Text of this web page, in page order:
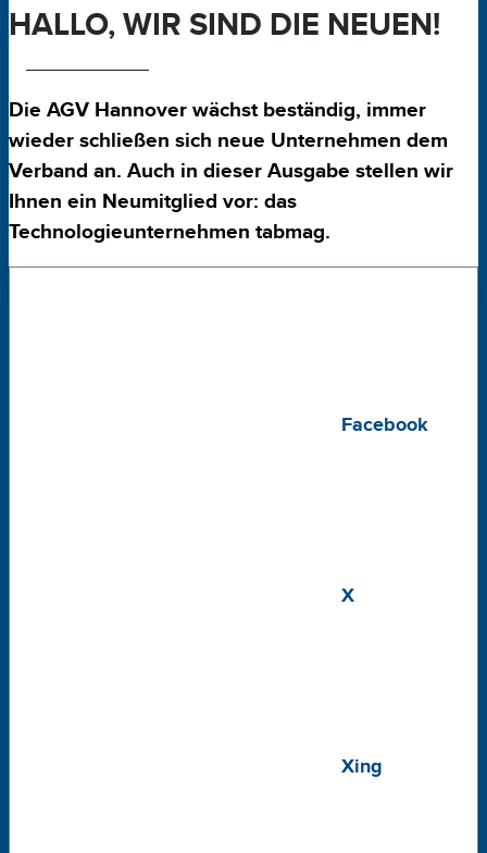
HALLO, WIR SIND DIE NEUEN!
Die AGV Hannover wächst beständig, immer
wieder schließen sich neue Unternehmen dem
Verband an. Auch in dieser Ausgabe stellen wir
Ihnen ein Neumitglied vor: das
Technologieunternehmen tabmag.
Facebook
X
Xing